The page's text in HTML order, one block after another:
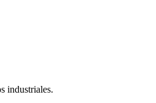
industriales.